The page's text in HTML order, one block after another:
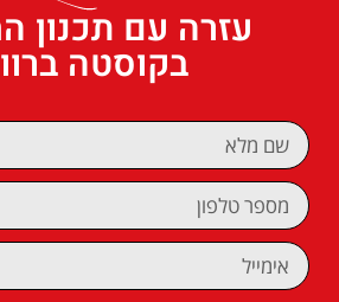
עזרה עם תכנון
בקוסטה